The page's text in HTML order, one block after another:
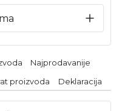
Najprodavanije
proizvoda Deklaracija